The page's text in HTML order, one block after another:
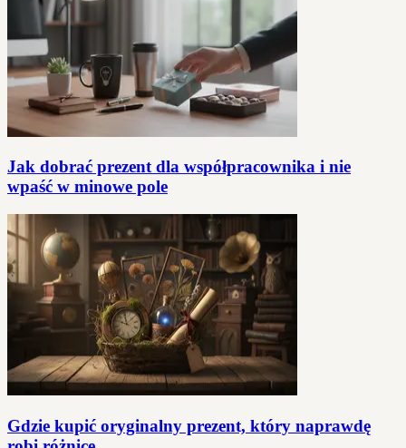
Jak dobrać prezent dla współpracownika i nie
wpaść w minowe pole
Gdzie kupić oryginalny prezent, który naprawdę